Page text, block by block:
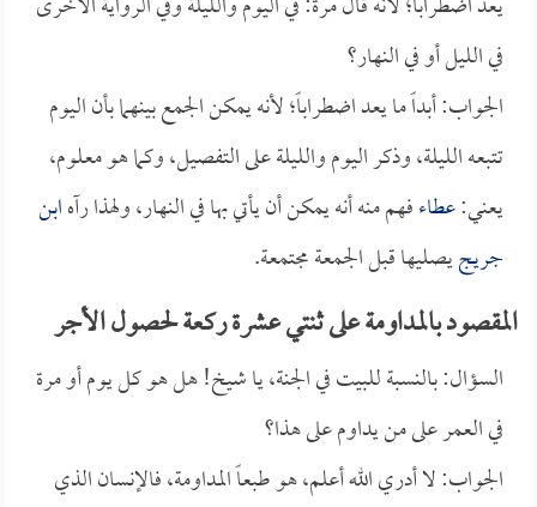
في الليل أو في النهار؟
الجواب: أبداً ما يعد اضطراباً؛ لأنه يمكن الجمع بينهما بأن اليوم
تتبعه الليلة، وذكر اليوم والليلة على التفصيل، وكما هو معلوم،
يعني:عطاءفهم منه أنه يمكن أن يأتي بها في النهار، ولهذا رآهابن
جريجيصليها قبل الجمعة مجتمعة.
المقصود بالمداومة على ثنتي عشرة ركعة لحصول الأجر
السؤال: بالنسبة للبيت في الجنة، يا شيخ! هل هو كل يوم أو مرة
في العمر على من يداوم على هذا؟
الجواب: لا أدري الله أعلم، هو طبعاً المداومة، فالإنسان الذي